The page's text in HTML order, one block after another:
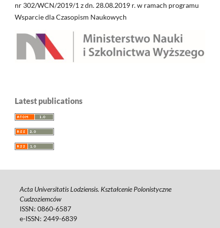
nr 302/WCN/2019/1 z dn. 28.08.2019 r. w ramach programu
Wsparcie dla Czasopism Naukowych
Latest publications
Acta Universitatis Lodziensis. Kształcenie Polonistyczne
Cudzoziemców
ISSN: 0860-6587
e-ISSN: 2449-6839